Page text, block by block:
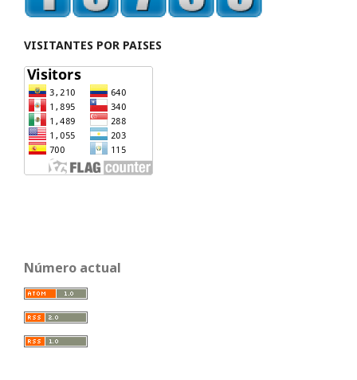
VISITANTES POR PAISES
Número actual